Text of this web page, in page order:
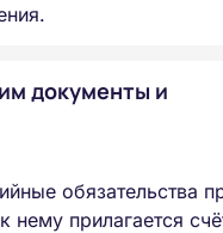
документы и
обязательства
нему прилагается